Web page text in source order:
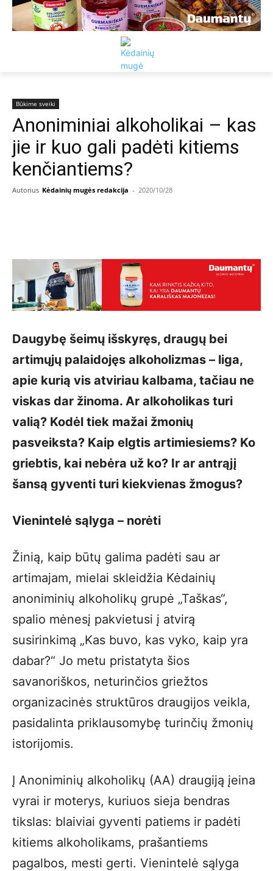
Būkime sveiki
Anoniminiai alkoholikai – kas
jie ir kuo gali padėti kitiems
kenčiantiems?
Autorius Kėdainių mugės redakcija - 2020/10/28
Daugybę šeimų išskyręs, draugų bei
artimųjų palaidojęs alkoholizmas – liga,
apie kurią vis atviriau kalbama, tačiau ne
viskas dar žinoma. Ar alkoholikas turi
valią? Kodėl tiek mažai žmonių
pasveiksta? Kaip elgtis artimiesiems? Ko
griebtis, kai nebėra už ko? Ir ar antrąjį
šansą gyventi turi kiekvienas žmogus?
Vienintelė sąlyga – norėti
Žinią, kaip būtų galima padėti sau ar
artimajam, mielai skleidžia Kėdainių
anoniminių alkoholikų grupė „Taškas“,
spalio mėnesį pakvietusi į atvirą
susirinkimą „Kas buvo, kas vyko, kaip yra
dabar?“ Jo metu pristatyta šios
savanoriškos, neturinčios griežtos
organizacinės struktūros draugijos veikla,
pasidalinta priklausomybę turinčių žmonių
istorijomis.
Į Anoniminių alkoholikų (AA) draugiją įeina
vyrai ir moterys, kuriuos sieja bendras
tikslas: blaiviai gyventi patiems ir padėti
kitiems alkoholikams, prašantiems
pagalbos, mesti gerti. Vienintelė sąlyga